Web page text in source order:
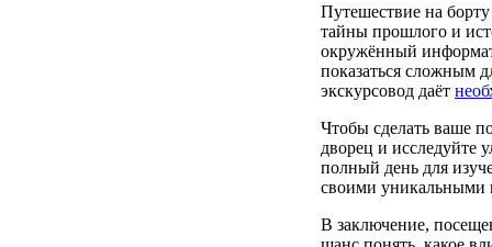
Путешествие на
тайны прошлого и
окружённый
показаться сложным
экскурсовод даёт
Чтобы сделать ваше
дворец и исследуйте
полный день для
своими уникальными
В заключение,